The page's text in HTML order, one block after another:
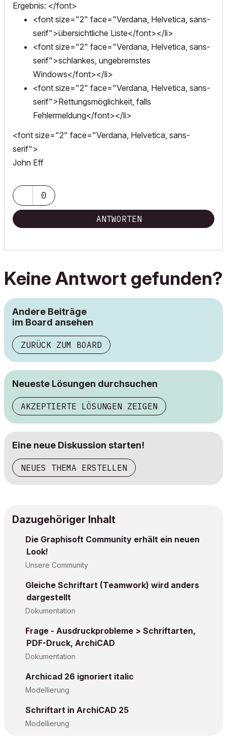
Ergebnis: </font>
<font size="2" face="Verdana, Helvetica, sans-
serif">übersichtliche Liste</font></li>
<font size="2" face="Verdana, Helvetica, sans-
serif">schlankes, ungebremstes
Windows</font></li>
<font size="2" face="Verdana, Helvetica, sans-
serif">Rettungsmöglichkeit, falls
Fehlermeldung</font></li>
<font size="2" face="Verdana, Helvetica, sans-
serif">
John Eff
0
ANTWORTEN
Keine Antwort gefunden?
Andere Beiträge
im Board ansehen
ZURÜCK ZUM BOARD
Neueste Lösungen durchsuchen
AKZEPTIERTE LÖSUNGEN ZEIGEN
Eine neue Diskussion starten!
NEUES THEMA ERSTELLEN
Dazugehöriger Inhalt
Die Graphisoft Community erhält ein neuen
Look!
Unsere Community
Gleiche Schriftart (Teamwork) wird anders
dargestellt
Dokumentation
Frage - Ausdruckprobleme > Schriftarten,
PDF-Druck, ArchiCAD
Dokumentation
Archicad 26 ignoriert italic
Modellierung
Schriftart in ArchiCAD 25
Modellierung